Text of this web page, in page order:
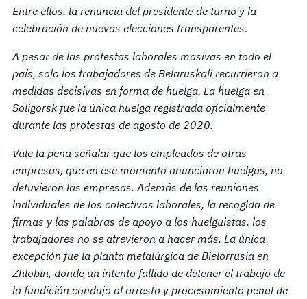
Entre ellos, la renuncia del presidente de turno y la
celebración de nuevas elecciones transparentes.
A pesar de las protestas laborales masivas en todo el
país, solo los trabajadores de Belaruskali recurrieron a
medidas decisivas en forma de huelga. La huelga en
Soligorsk fue la única huelga registrada oficialmente
durante las protestas de agosto de 2020.
Vale la pena señalar que los empleados de otras
empresas, que en ese momento anunciaron huelgas, no
detuvieron las empresas. Además de las reuniones
individuales de los colectivos laborales, la recogida de
firmas y las palabras de apoyo a los huelguistas, los
trabajadores no se atrevieron a hacer más. La única
excepción fue la planta metalúrgica de Bielorrusia en
Zhlobin, donde un intento fallido de detener el trabajo de
la fundición condujo al arresto y procesamiento penal de